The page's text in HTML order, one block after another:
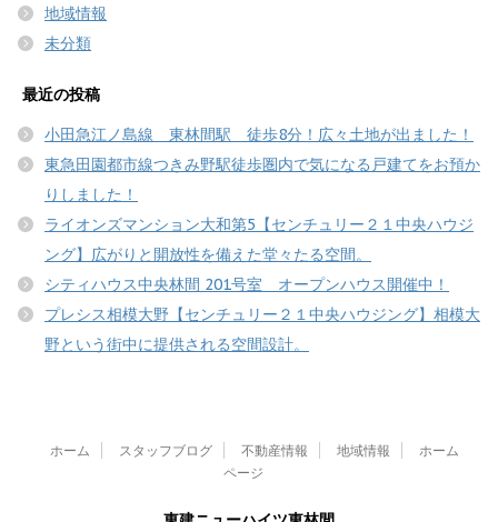
地域情報
未分類
最近の投稿
小田急江ノ島線 東林間駅 徒歩8分！広々土地が出ました！
東急田園都市線つきみ野駅徒歩圏内で気になる戸建てをお預か
りしました！
ライオンズマンション大和第5【センチュリー２１中央ハウジ
ング】広がりと開放性を備えた堂々たる空間。
シティハウス中央林間 201号室 オープンハウス開催中！
プレシス相模大野【センチュリー２１中央ハウジング】相模大
野という街中に提供される空間設計。
ホーム スタッフブログ 不動産情報 地域情報
ホーム
ページ